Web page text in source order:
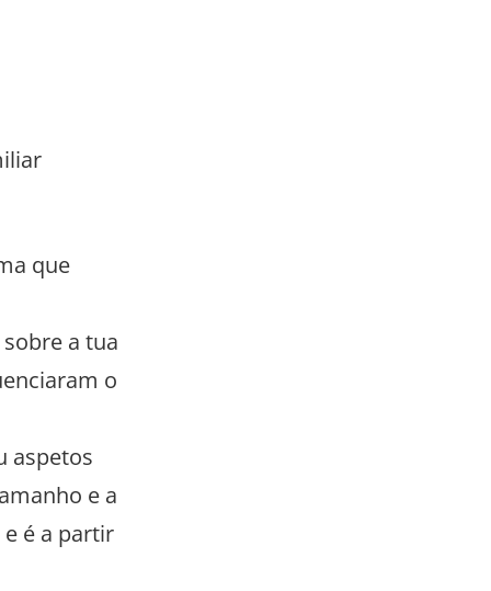
que
a tua
o
aspetos
e a
é a partir